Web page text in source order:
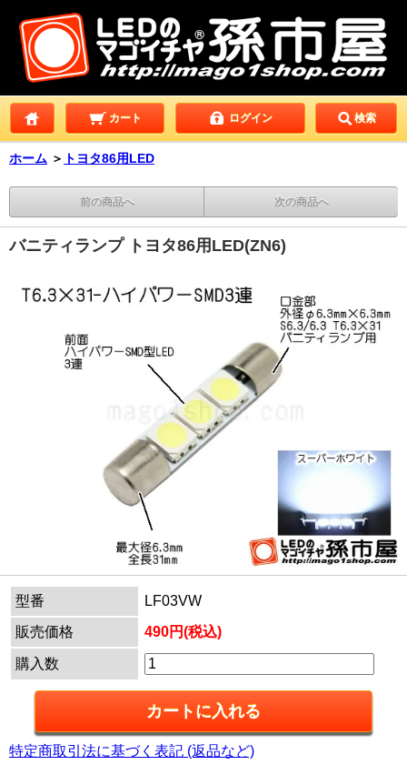
カート ログイン 検索
ホーム ＞ トヨタ86用LED
前の商品へ 次の商品へ
バニティランプ トヨタ86用LED(ZN6)
型番
LF03VW
販売価格
490円(税込)
購入数
特定商取引法に基づく表記 (返品など)